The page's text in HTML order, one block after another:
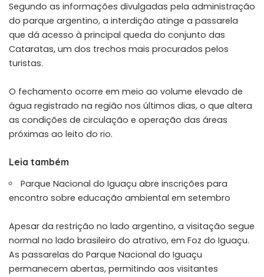
Segundo as informações divulgadas pela administração
do parque argentino, a interdição atinge a passarela
que dá acesso à principal queda do conjunto das
Cataratas, um dos trechos mais procurados pelos
turistas.
O fechamento ocorre em meio ao volume elevado de
água registrado na região nos últimos dias, o que altera
as condições de circulação e operação das áreas
próximas ao leito do rio.
Leia também
Parque Nacional do Iguaçu abre inscrições para
encontro sobre educação ambiental em setembro
Apesar da restrição no lado argentino, a visitação segue
normal no lado brasileiro do atrativo, em Foz do Iguaçu.
As passarelas do Parque Nacional do Iguaçu
permanecem abertas, permitindo aos visitantes